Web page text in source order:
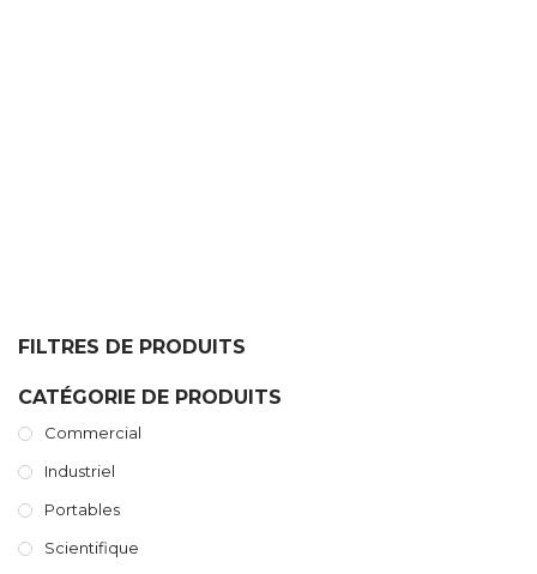
FILTRES DE PRODUITS
CATÉGORIE DE PRODUITS
Commercial
Industriel
Portables
Scientifique